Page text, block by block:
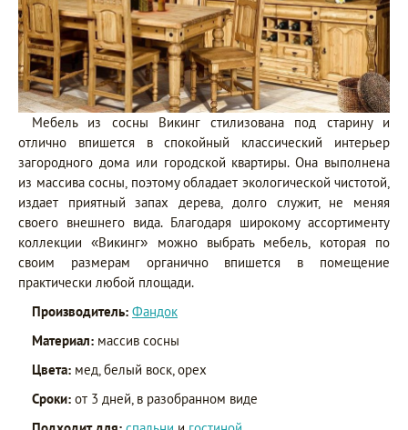
Мебель из сосны Викинг стилизована под старину и
отлично впишется в спокойный классический интерьер
загородного дома или городской квартиры. Она выполнена
из массива сосны, поэтому обладает экологической чистотой,
издает приятный запах дерева, долго служит, не меняя
своего внешнего вида. Благодаря широкому ассортименту
коллекции «Викинг» можно выбрать мебель, которая по
своим размерам органично впишется в помещение
практически любой площади.
Производитель: Фандок
Материал: массив сосны
Цвета: мед, белый воск, орех
Сроки: от 3 дней, в разобранном виде